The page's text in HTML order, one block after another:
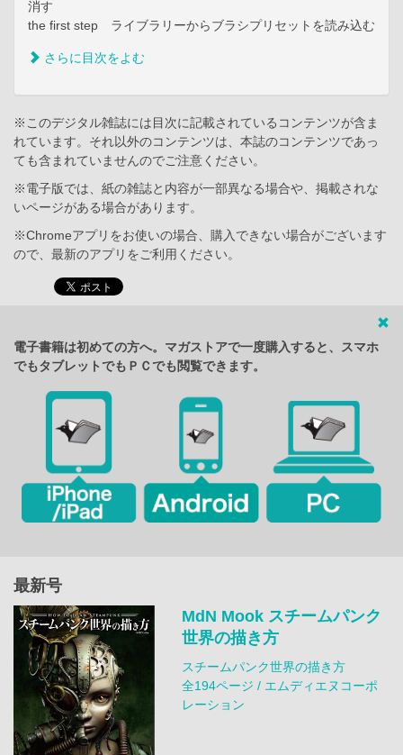
消す
the first step ライブラリーからブラシプリセットを読み込む
さらに目次をよむ
※このデジタル雑誌には目次に記載されているコンテンツが含ま
れています。それ以外のコンテンツは、本誌のコンテンツであっ
ても含まれていませんのでご注意ください。
※電子版では、紙の雑誌と内容が一部異なる場合や、掲載されな
いページがある場合があります。
※Chromeアプリをお使いの場合、購入できない場合がございます
ので、最新のアプリをご利用ください。
電子書籍は初めての方へ。マガストアで一度購入すると、スマホ
でもタブレットでもＰＣでも閲覧できます。
最新号
MdN Mook スチームパンク
世界の描き方
スチームパンク世界の描き方
全194ページ / エムディエヌコーポ
レーション